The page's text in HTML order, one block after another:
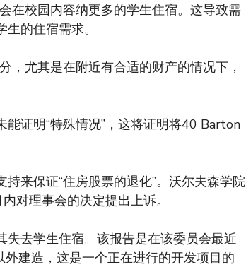
在校园内容纳更多的学生住宿。这导致需
的住宿需求。
，尤其是在附近有合适的财产的情况下，
证明“特殊情况”，这将证明将40 Barton
来保证“住房股票的退化”。沃尔夫森学院
对理事会的决定提出上诉。
去学生住宿。该报告是在该委员会最近
建造，这是一个正在进行的开发项目的